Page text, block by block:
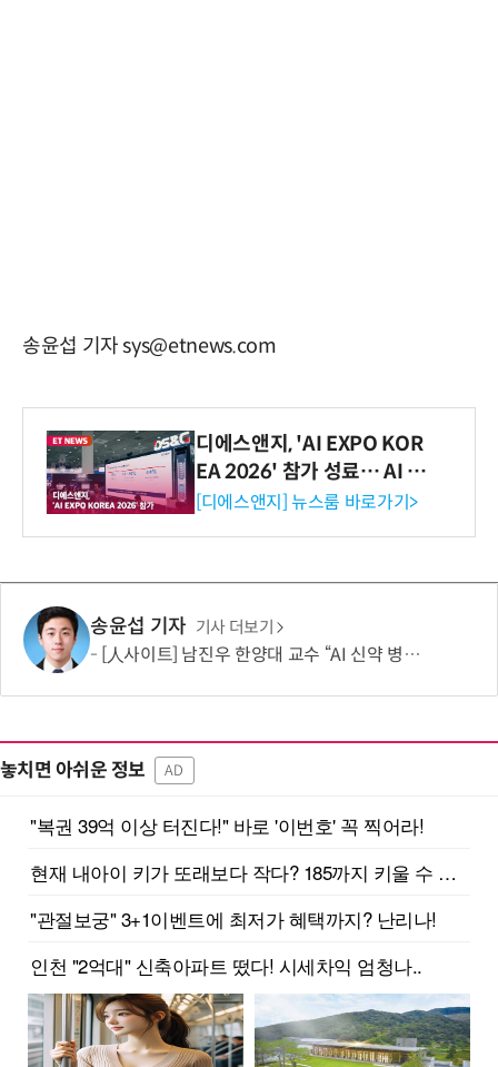
송윤섭 기자 sys@etnews.com
디에스앤지, 'AI EXPO KOR
EA 2026' 참가 성료… AI 전
생애주기 아우르는 통합 솔루
[디에스앤지] 뉴스룸 바로가기>
송윤섭 기자 기사 더보기
[人사이트] 남진우 한양대 교수 “AI 신약 병목, K-문샷으로 극복해 개발 속도 10배 향상”
놓치면 아쉬운 정보 AD